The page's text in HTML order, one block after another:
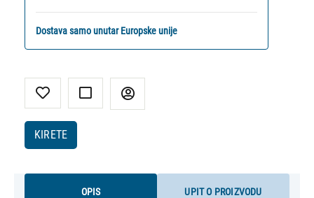
Dostava samo unutar Europske unije
KIRETE
OPIS UPIT O PROIZVODU